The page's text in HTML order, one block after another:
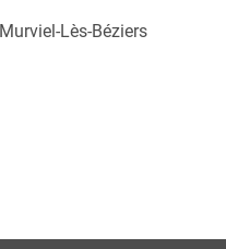
Murviel-Lès-Béziers